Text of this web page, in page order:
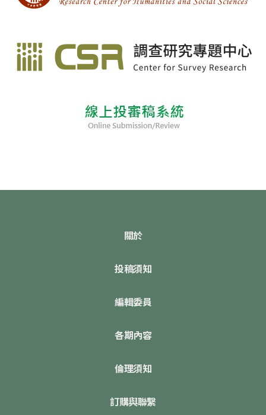
關於
投稿須知
編輯委員
各期內容
倫理須知
訂購與聯繫